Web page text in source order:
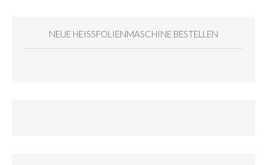
NEUE HEISSFOLIENMASCHINE BESTELLEN